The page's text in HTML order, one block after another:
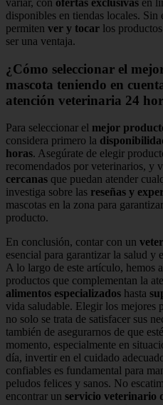
variar, con ofertas exclusivas en
disponibles en tiendas locales.
permiten ver y tocar los
ser una ventaja.
¿Cómo seleccionar el
mascota teniendo en
atención veterinaria 24
Para seleccionar el mejor
considera primero la
horas. Asegúrate de elegir
recomendados por veterinarios, y
cercanas que puedan atender
investiga sobre las reseñas y
mascotas en la zona para
producto.
En conclusión, contar con un
esencial para garantizar la salud y
A lo largo de este artículo, hemos
productos que complementan la
alimentos especializados hasta
vida saludable. Elegir los mejores
no solo se trata de satisfacer sus
también de asegurarnos de que
momento, especialmente en
día, invertir en el cuidado
confiables es fundamental para
peludos felices y sanos. No
encontrar un servicio veterinario